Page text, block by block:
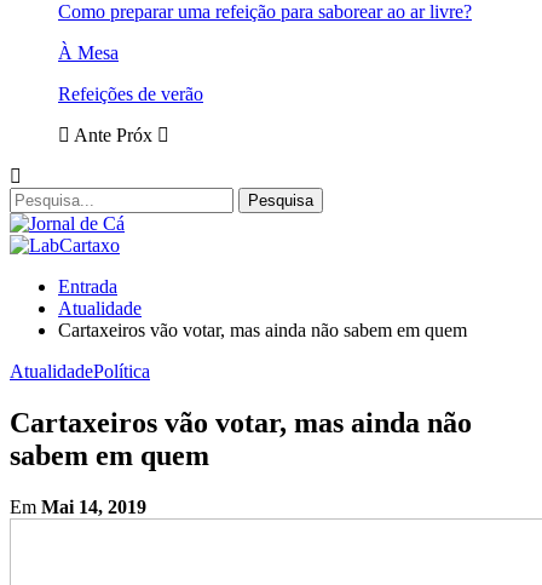
Como preparar uma refeição para saborear ao ar livre?
À Mesa
Refeições de verão
Ante Próx
Entrada
Atualidade
Cartaxeiros vão votar, mas ainda não sabem em quem
AtualidadePolítica
Cartaxeiros vão votar, mas ainda não
sabem em quem
Em Mai 14, 2019